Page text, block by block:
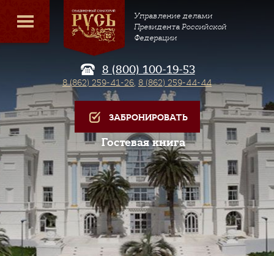
Управление делами
Президента Российской
Федерации
8 (800) 100-19-53
8 (862) 259-41-26, 8 (862) 259-44-44
ЗАБРОНИРОВАТЬ
Гостевая книга